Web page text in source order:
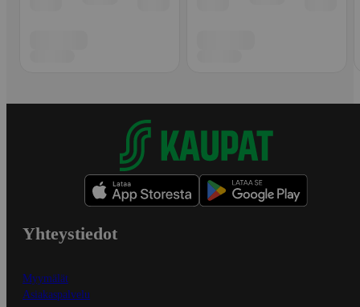
Yhteystiedot
Myymälät
Asiakaspalvelu